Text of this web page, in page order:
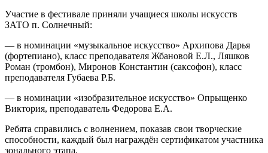
Участие в фестивале приняли учащиеся школы искусств
ЗАТО п. Солнечный:
— в номинации «музыкальное искусство» Архипова Дарья
(фортепиано), класс преподавателя Жбановой Е.Л., Ляшков
Роман (тромбон), Миронов Константин (саксофон), класс
преподавателя Губаева Р.Б.
— в номинации «изобразительное искусство» Опрыщенко
Виктория, преподаватель Федорова Е.А.
Ребята справились с волнением, показав свои творческие
способности, каждый был награждён сертификатом участника
зонального этапа.